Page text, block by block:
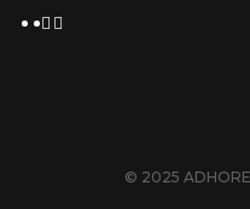
© 2025